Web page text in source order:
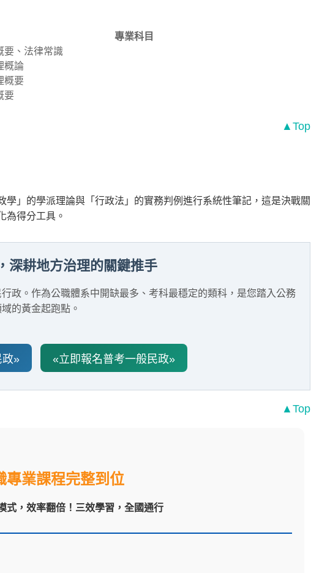
專業科目
要、法律常識
概論
概要
要
▲Top
」的學派理論與「行政法」的實務判例進行系統性筆記，這是決戰關
為得分工具。
深耕地方治理的關鍵推手
政。作為公職體系中開缺最多、考科最穩定的類科，是您踏入公務
的黃金起跑點。
政» «立即報名普考一般民政»
▲Top
專業課程完整到位
式，效率翻倍！三效學習，全國通行